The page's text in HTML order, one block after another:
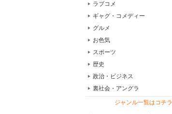
ラブコメ
ギャグ・コメディー
グルメ
お色気
スポーツ
歴史
政治・ビジネス
裏社会・アングラ
ジャンル一覧はコチラ